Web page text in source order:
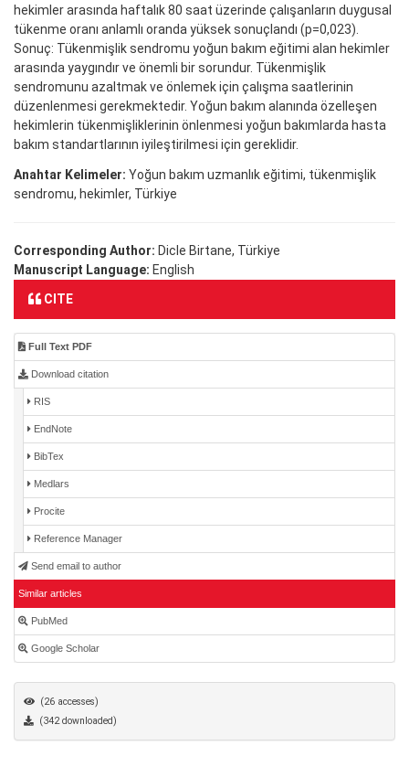
hekimler arasında haftalık 80 saat üzerinde çalışanların duygusal
tükenme oranı anlamlı oranda yüksek sonuçlandı (p=0,023).
Sonuç: Tükenmişlik sendromu yoğun bakım eğitimi alan hekimler
arasında yaygındır ve önemli bir sorundur. Tükenmişlik
sendromunu azaltmak ve önlemek için çalışma saatlerinin
düzenlenmesi gerekmektedir. Yoğun bakım alanında özelleşen
hekimlerin tükenmişliklerinin önlenmesi yoğun bakımlarda hasta
bakım standartlarının iyileştirilmesi için gereklidir.
Anahtar Kelimeler: Yoğun bakım uzmanlık eğitimi, tükenmişlik
sendromu, hekimler, Türkiye
Corresponding Author: Dicle Birtane, Türkiye
Manuscript Language: English
CITE
Full Text PDF
Download citation
RIS
EndNote
BibTex
Medlars
Procite
Reference Manager
Send email to author
Similar articles
PubMed
Google Scholar
(26 accesses)
(342 downloaded)